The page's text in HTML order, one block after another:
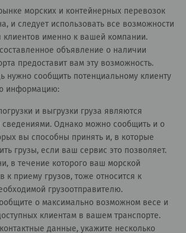
морских и контейнерных перевозок
и следует использовать все возможности
клиентов именно к вашей компании.
объявление о наличии
предоставит вам эту возможность.
нужно сообщить потенциальному клиенту
информацию:
и выгрузки груза являются
Однако можно сообщить и о
вы способны принять и, в которые
грузы, если ваш сервис это позволяет.
в течение которого ваш морской
к приему грузов, тоже относится к
грузоотправителю.
о максимально возможном весе и
клиентам в вашем транспорте.
данные, укажите несколько